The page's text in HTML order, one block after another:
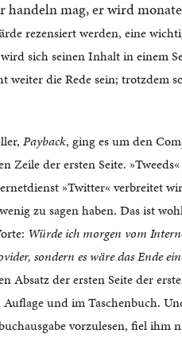
handeln mag, er wird
rezensiert werden, eine
sich seinen Inhalt in einem
weiter die Rede sein; trotzdem
Payback, ging es um den
Zeile der ersten Seite.
»Twitter« verbreitet
zu sagen haben. Das ist
Würde ich morgen vom
sondern es wäre das Ende
Absatz der ersten Seite der
und im Taschenbuch.
vorzulesen, fiel ihm